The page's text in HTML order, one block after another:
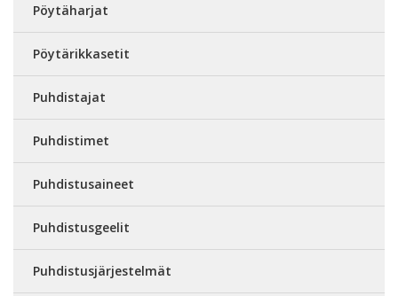
Pöytäharjat
Pöytärikkasetit
Puhdistajat
Puhdistimet
Puhdistusaineet
Puhdistusgeelit
Puhdistusjärjestelmät